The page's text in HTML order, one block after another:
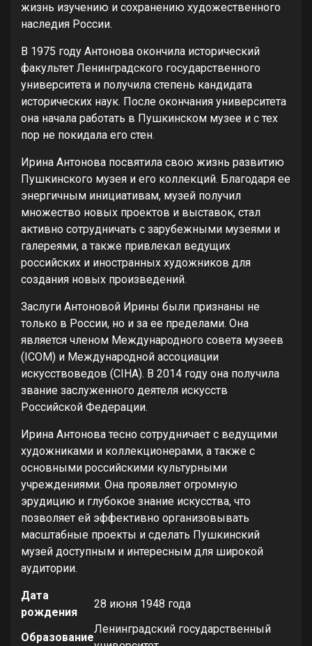
жизнь изучению и сохранению художественного
наследия России.
В 1975 году Антонова окончила исторический
факультет Ленинградского государственного
университета и получила степень кандидата
исторических наук. После окончания университета
она начала работать в Пушкинском музее и с тех
пор не покидала его стен.
Ирина Антонова посвятила свою жизнь развитию
Пушкинского музея и его коллекций. Благодаря ее
энергичным инициативам, музей получил
множество новых проектов и выставок, стал
активно сотрудничать с зарубежными музеями и
галереями, а также привлекал ведущих
российских и иностранных художников для
создания новых произведений.
Заслуги Антоновой Ирины были признаны не
только в России, но и за ее пределами. Она
является членом Международного совета музеев
(ICOM) и Международной ассоциации
искусствоведов (CIHA). В 2014 году она получила
звание заслуженного деятеля искусств
Российской Федерации.
Ирина Антонова тесно сотрудничает с ведущими
художниками и коллекционерами, а также с
основными российскими культурными
учреждениями. Она проявляет огромную
эрудицию и глубокое знание искусства, что
позволяет ей эффективно организовывать
масштабные проекты и сделать Пушкинский
музей доступным и интересным для широкой
аудитории.
Дата
рождения
28 июня 1948 года
Образование
Ленинградский государственный